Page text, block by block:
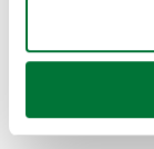
Identificar
para
Obtenga más